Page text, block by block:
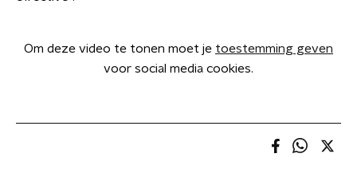
Om deze video te tonen moet je toestemming geven
voor social media cookies.